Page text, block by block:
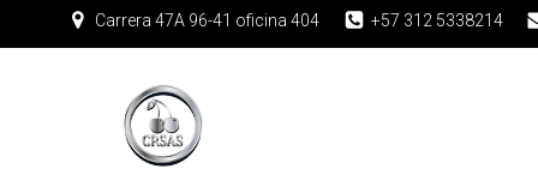
Carrera 47A 96-41 oficina 404 +57 312 5338214